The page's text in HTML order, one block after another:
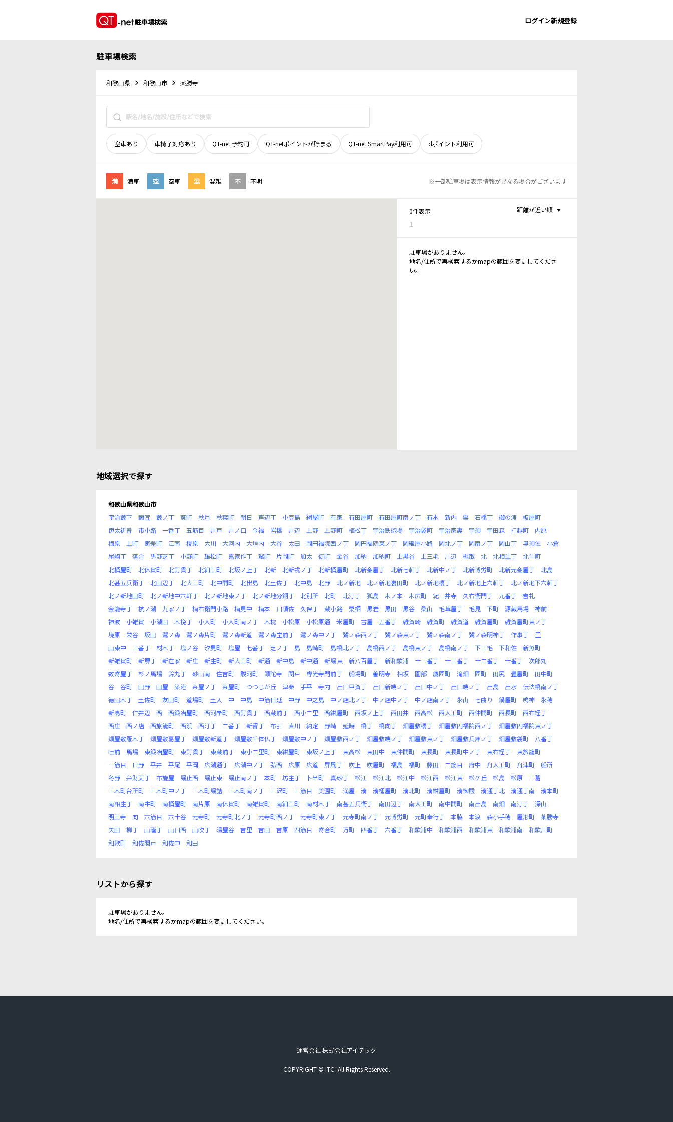
駐車場検索 ログイン新規登録
駐車場検索
和歌山県 和歌山市 薬勝寺
空車あり 車椅子対応あり QT-net 予約可 QT-netポイントが貯まる QT-net SmartPay利用可 dポイント利用可
満 満車 空 空車 混 混雑 不 不明 ※一部駐車場は表示情報が異なる場合がございます
0件表示
1
距離が近い順
駐車場がありません。
地名/住所で再検索するかmapの範囲を変更してくださ
い。
地域選択で探す
和歌山県和歌山市
宇治藪下
禰宜 藪ノ丁 葵町 秋月 秋葉町 朝日 芦辺丁 小豆島 網屋町 有家 有田屋町 有田屋町南ノ丁 有本 新内 粟 石橋丁 磯の浦
板屋町
伊太祈曽
市小路 一番丁 五筋目 井戸 井ノ口 今福 岩橋 井辺 上野 上野町 植松丁 宇治鉄砲場 宇治袋町 宇治家裏 宇須 宇田森 打越町
内原
梅原
上町 餌差町 江南 榎原 大川 大河内 大垣内 大谷 太田 岡円福院西ノ丁 岡円福院東ノ丁 岡織屋小路 岡北ノ丁 岡南ノ丁 岡山丁 奥須佐
小倉
尾崎丁
落合 男野芝丁 小野町 雄松町 嘉家作丁 駕町 片岡町 加太 徒町 金谷 加納 加納町 上黒谷 上三毛 川辺 梶取 北 北相生丁
北牛町
北桶屋町
北休賀町 北釘貫丁 北細工町 北坂ノ上丁 北新 北新戎ノ丁 北新桶屋町 北新金屋丁 北新七軒丁 北新中ノ丁 北新博労町 北新元金屋丁
北島
北甚五兵衛丁
北田辺丁 北大工町 北中間町 北出島 北土佐丁 北中島 北野 北ノ新地 北ノ新地裏田町 北ノ新地榎丁 北ノ新地上六軒丁
北ノ新地下六軒丁
北ノ新地田町
北ノ新地中六軒丁 北ノ新地東ノ丁 北ノ新地分銅丁 北別所 北町 北汀丁 狐島 木ノ本 木広町 紀三井寺 久右衛門丁 九番丁
吉礼
金龍寺丁
杭ノ瀬 九家ノ丁 楠右衛門小路 楠見中 楠本 口須佐 久保丁 蔵小路 栗栖 黒岩 黒田 黒谷 桑山 毛革屋丁 毛見 下町 源蔵馬場
神前
神波
小雑賀 小瀬田 木挽丁 小人町 小人町南ノ丁 木枕 小松原 小松原通 米屋町 古屋 五番丁 雑賀崎 雑賀町 雑賀道 雑賀屋町
雑賀屋町東ノ丁
境原
栄谷 坂田 鷺ノ森 鷺ノ森片町 鷺ノ森新道 鷺ノ森堂前丁 鷺ノ森中ノ丁 鷺ノ森西ノ丁 鷺ノ森東ノ丁 鷺ノ森南ノ丁 鷺ノ森明神丁 作事丁
里
山東中
三番丁 材木丁 塩ノ谷 汐見町 塩屋 七番丁 芝ノ丁 島 島崎町 島橋北ノ丁 島橋西ノ丁 島橋東ノ丁 島橋南ノ丁 下三毛 下和佐
新魚町
新雑賀町
新堺丁 新在家 新庄 新生町 新大工町 新通 新中島 新中通 新堀東 新八百屋丁 新和歌浦 十一番丁 十三番丁 十二番丁 十番丁
次郎丸
数寄屋丁
杉ノ馬場 鈴丸丁 砂山南 住吉町 駿河町 頭陀寺 関戸 専光寺門前丁 船場町 善明寺 相坂 園部 鷹匠町 滝畑 匠町 田尻 畳屋町
田中町
谷
谷町 田野 田屋 築港 茶屋ノ丁 茶屋町 つつじが丘 津秦 手平 寺内 出口甲賀丁 出口新端ノ丁 出口中ノ丁 出口端ノ丁 出島 出水
伝法橋南ノ丁
徳田木丁
土佐町 友田町 道場町 土入 中 中島 中筋日延 中野 中之島 中ノ店北ノ丁 中ノ店中ノ丁 中ノ店南ノ丁 永山 七曲り 鍋屋町 鳴神
永穂
新高町
仁井辺 西 西鍛冶屋町 西河岸町 西釘貫丁 西蔵前丁 西小二里 西紺屋町 西坂ノ上丁 西田井 西高松 西大工町 西仲間町 西長町
西布経丁
西庄
西ノ店 西旅籠町 西浜 西汀丁 二番丁 新留丁 布引 直川 納定 野崎 延時 橋丁 橋向丁 畑屋敷榎丁 畑屋敷円福院西ノ丁
畑屋敷円福院東ノ丁
畑屋敷雁木丁
畑屋敷葛屋丁 畑屋敷新道丁 畑屋敷千体仏丁 畑屋敷中ノ丁 畑屋敷西ノ丁 畑屋敷端ノ丁 畑屋敷東ノ丁 畑屋敷兵庫ノ丁 畑屋敷袋町
八番丁
吐前
馬場 東鍛冶屋町 東釘貫丁 東蔵前丁 東小二里町 東紺屋町 東坂ノ上丁 東高松 東田中 東仲間町 東長町 東長町中ノ丁 東布経丁
東旅籠町
一筋目
日野 平井 平尾 平岡 広瀬通丁 広瀬中ノ丁 弘西 広原 広道 屏風丁 吹上 吹屋町 福島 福町 藤田 二筋目 府中 舟大工町 舟津町
船所
冬野
弁財天丁 布施屋 堀止西 堀止東 堀止南ノ丁 本町 坊主丁 卜半町 真砂丁 松江 松江北 松江中 松江西 松江東 松ケ丘 松島 松原
三葛
三木町台所町
三木町中ノ丁 三木町堀詰 三木町南ノ丁 三沢町 三筋目 美園町 満屋 湊 湊桶屋町 湊北町 湊紺屋町 湊御殿 湊通丁北 湊通丁南
湊本町
南相生丁
南牛町 南桶屋町 南片原 南休賀町 南雑賀町 南細工町 南材木丁 南甚五兵衛丁 南田辺丁 南大工町 南中間町 南出島 南畑 南汀丁
深山
明王寺
向 六筋目 六十谷 元寺町 元寺町北ノ丁 元寺町西ノ丁 元寺町東ノ丁 元寺町南ノ丁 元博労町 元町奉行丁 本脇 本渡 森小手穂 屋形町
薬勝寺
矢田
柳丁 山蔭丁 山口西 山吹丁 湯屋谷 吉里 吉田 吉原 四筋目 寄合町 万町 四番丁 六番丁 和歌浦中 和歌浦西 和歌浦東 和歌浦南
和歌川町
和歌町
和佐関戸 和佐中 和田
リストから探す
駐車場がありません。
地名/住所で再検索するかmapの範囲を変更してください。
運営会社 株式会社アイテック
COPYRIGHT © ITC. All Rights Reserved.